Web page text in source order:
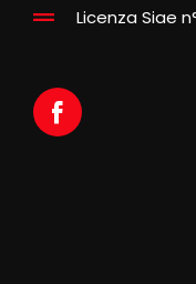
Licenza Siae